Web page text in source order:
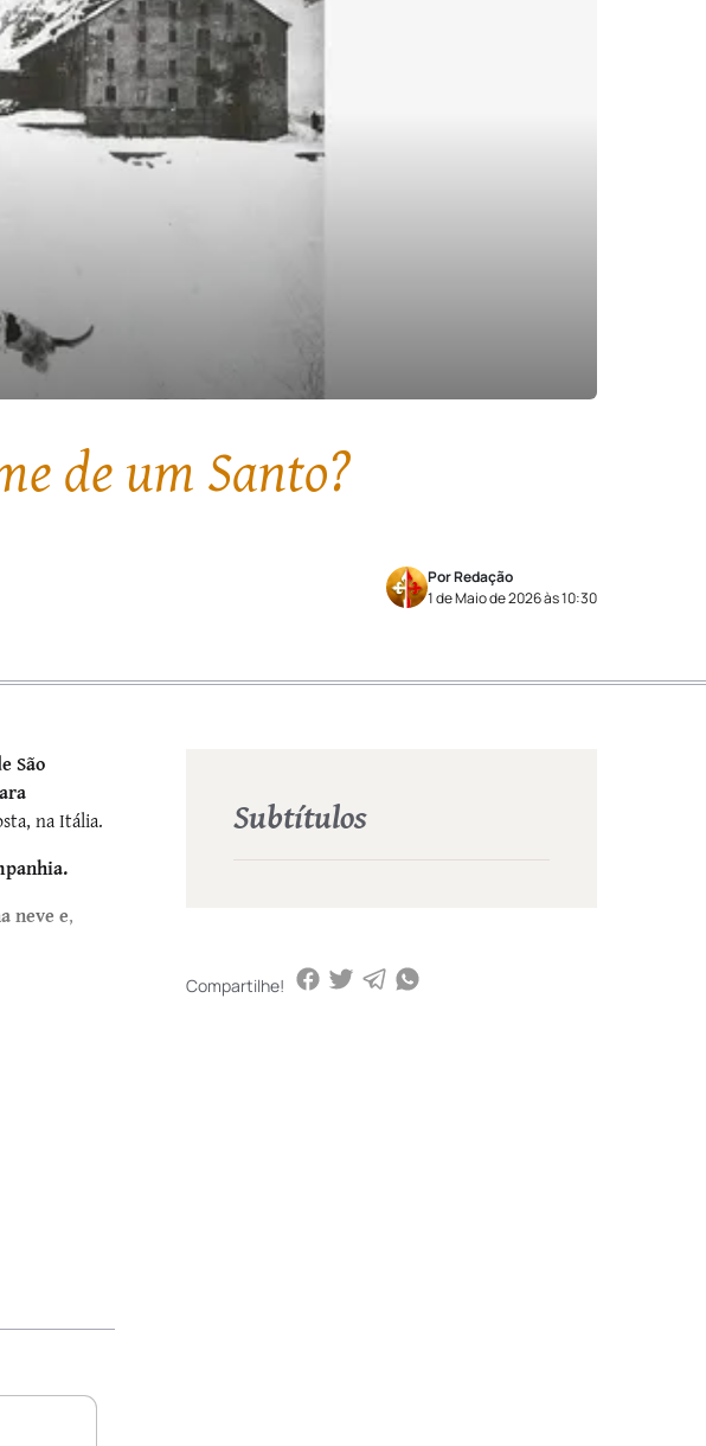
de um Santo?
Por Redação
1 de Maio de 2026 às 10:30
São
na Itália.
neve e,
Subtítulos
Compartilhe!